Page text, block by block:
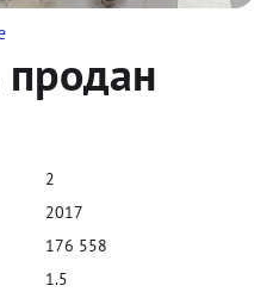
2
2017
176 558
1.5